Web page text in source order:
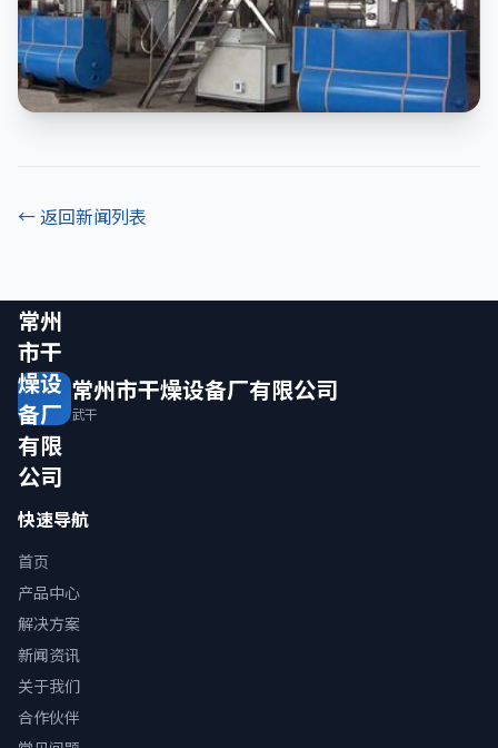
← 返回新闻列表
常州
市干
燥设
备厂
有限
公司
常州市干燥设备厂有限公司
武干
快速导航
首页
产品中心
解决方案
新闻资讯
关于我们
合作伙伴